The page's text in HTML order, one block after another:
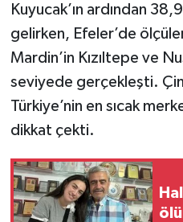
Kuyucak’ın ardından
gelirken, Efeler’de
Mardin’in Kızıltepe ve
seviyede gerçekleşti.
Türkiye’nin en sıcak
dikkat çekti.